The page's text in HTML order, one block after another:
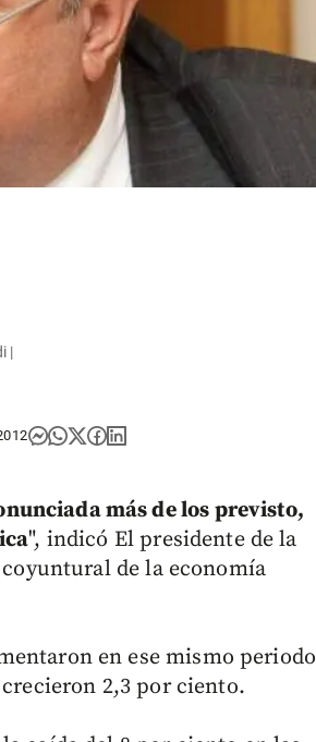
|
más de los previsto,
", indicó El presidente de la
de la economía
en ese mismo periodo
2,3 por ciento.